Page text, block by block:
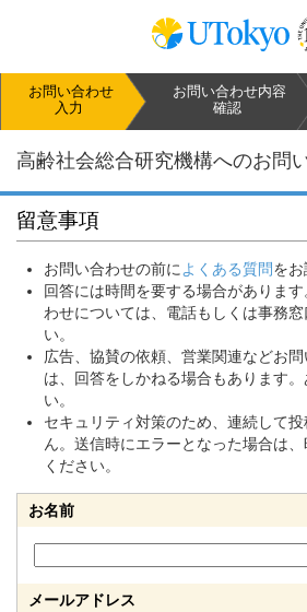
お問い合わせ
入力
お問い合わせ内容
確認
高齢社会総合研究機構へのお問
留意事項
お問い合わせの前に よくある質問をお
回答には時間を要する場合がありま
わせについては、電話もしくは事務
い。
広告、協賛の依頼、営業関連などお
は、回答をしかねる場合もあります
い。
セキュリティ対策のため、連続して
ん。送信時にエラーとなった場合は
ください。
お名前
メールアドレス